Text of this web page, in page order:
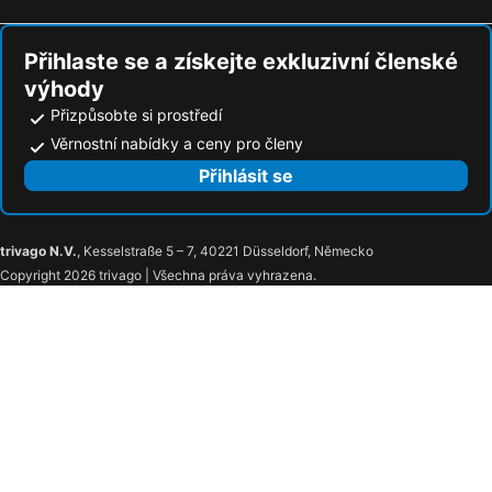
Přihlaste se a získejte exkluzivní členské
výhody
Přizpůsobte si prostředí
Věrnostní nabídky a ceny pro členy
Přihlásit se
trivago N.V., Kesselstraße 5 – 7, 40221 Düsseldorf, Německo
Copyright 2026 trivago | Všechna práva vyhrazena.